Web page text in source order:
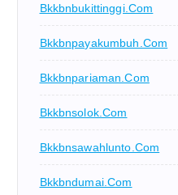
Bkkbnbukittinggi.com
Bkkbnpayakumbuh.com
Bkkbnpariaman.com
Bkkbnsolok.com
Bkkbnsawahlunto.com
Bkkbndumai.com